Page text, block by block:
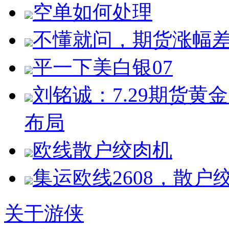
空单如何处理
不懂就问，期货涨幅
平一下美白银07
刘铭诚：7.29期货黄
布局
欧线散户绞肉机
集运欧线2608，散户
关于游侠